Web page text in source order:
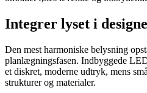
Integrer lyset i
Den mest harmoniske belysning
planlægningsfasen. Indbyggede
et diskret, moderne udtryk, mens
strukturer og materialer.